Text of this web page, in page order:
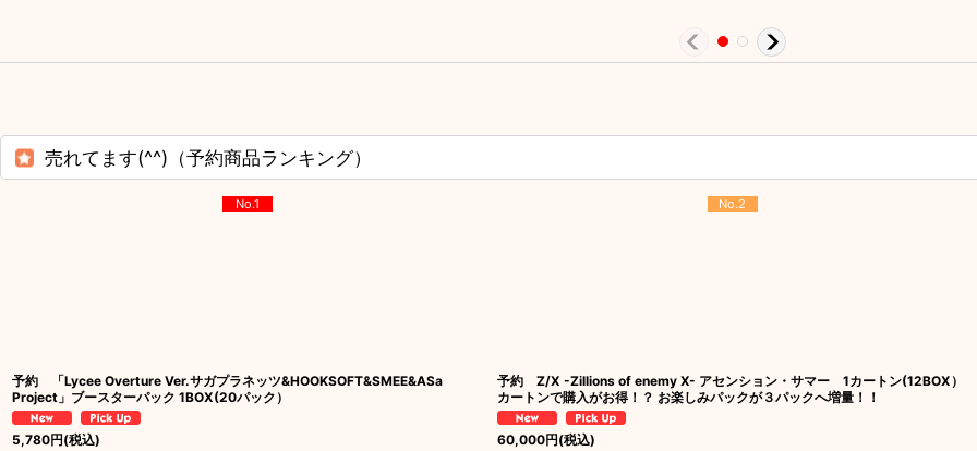
売れてます(^^)（予約商品ランキング）
No.1
予約 「Lycee Overture Ver.サガプラネッツ&HOOKSOFT&SMEE&ASa
Project」ブースターパック 1BOX(20パック）
5,780円(税込)
No.2
予約 Z/X -Zillions of enemy X- アセンション・サマー 1カートン(12BOX）
カートンで購入がお得！？ お楽しみパックが３パックへ増量！！
60,000円(税込)